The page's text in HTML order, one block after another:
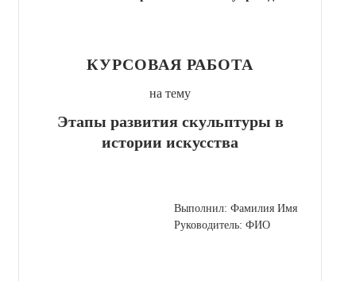
КУРСОВАЯ РАБОТА
на тему
Этапы развития скульптуры в
истории искусства
Выполнил: Фамилия Имя
Руководитель: ФИО